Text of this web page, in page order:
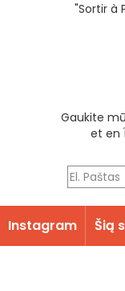
"Sortir à
Gaukite
et en
Instagram Šią